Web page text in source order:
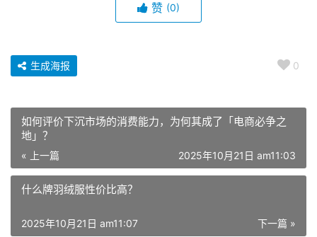
赞 (0)
0
生成海报
如何评价下沉市场的消费能力，为何其成了「电商必争之
地」？
« 上一篇 2025年10月21日 am11:03
什么牌羽绒服性价比高？
下一篇 »
2025年10月21日 am11:07